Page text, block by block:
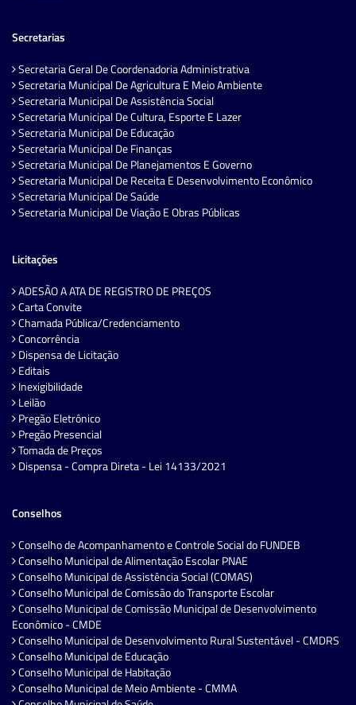
Secretarias
Secretaria Geral De Coordenadoria Administrativa
Secretaria Municipal De Agricultura E Meio Ambiente
Secretaria Municipal De Assistência Social
Secretaria Municipal De Cultura, Esporte E Lazer
Secretaria Municipal De Educação
Secretaria Municipal De Finanças
Secretaria Municipal De Planejamentos E Governo
Secretaria Municipal De Receita E Desenvolvimento Econômico
Secretaria Municipal De Saúde
Secretaria Municipal De Viação E Obras Públicas
Licitações
ADESÃO A ATA DE REGISTRO DE PREÇOS
Carta Convite
Chamada Pública/Credenciamento
Concorrência
Dispensa de Licitação
Editais
Inexigibilidade
Leilão
Pregão Eletrônico
Pregão Presencial
Tomada de Preços
Dispensa - Compra Direta - Lei 14133/2021
Conselhos
Conselho de Acompanhamento e Controle Social do FUNDEB
Conselho Municipal de Alimentação Escolar PNAE
Conselho Municipal de Assistência Social (COMAS)
Conselho Municipal de Comissão do Transporte Escolar
Conselho Municipal de Comissão Municipal de Desenvolvimento
Econômico - CMDE
Conselho Municipal de Desenvolvimento Rural Sustentável - CMDRS
Conselho Municipal de Educação
Conselho Municipal de Habitação
Conselho Municipal de Meio Ambiente - CMMA